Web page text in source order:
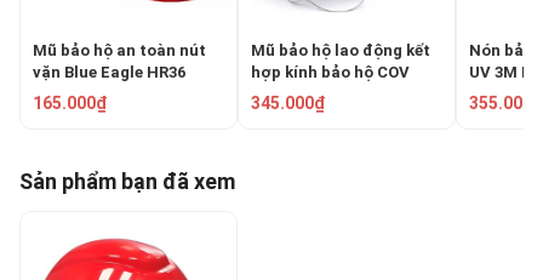
Mũ bảo hộ an toàn nút
vặn Blue Eagle HR36
165.000₫
Mũ bảo hộ lao động kết
hợp kính bảo hộ COV
DH-0911091
345.000₫
Nón bảo
UV 3M
Màu
355.000₫
Sản phẩm bạn đã xem